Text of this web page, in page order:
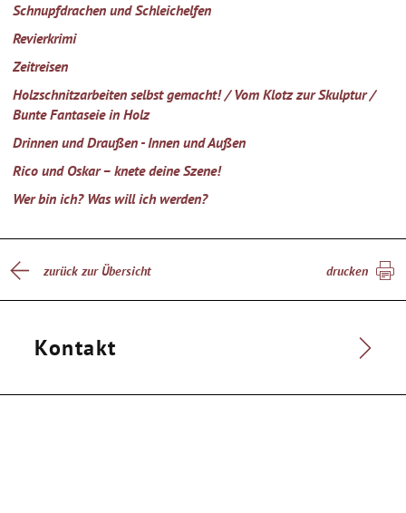
Schnupfdrachen und Schleichelfen
Revierkrimi
Zeitreisen
Holzschnitzarbeiten selbst gemacht! / Vom Klotz zur Skulptur /
Bunte Fantaseie in Holz
Drinnen und Draußen - Innen und Außen
Rico und Oskar – knete deine Szene!
Wer bin ich? Was will ich werden?
zurück zur Übersicht drucken
Kontakt